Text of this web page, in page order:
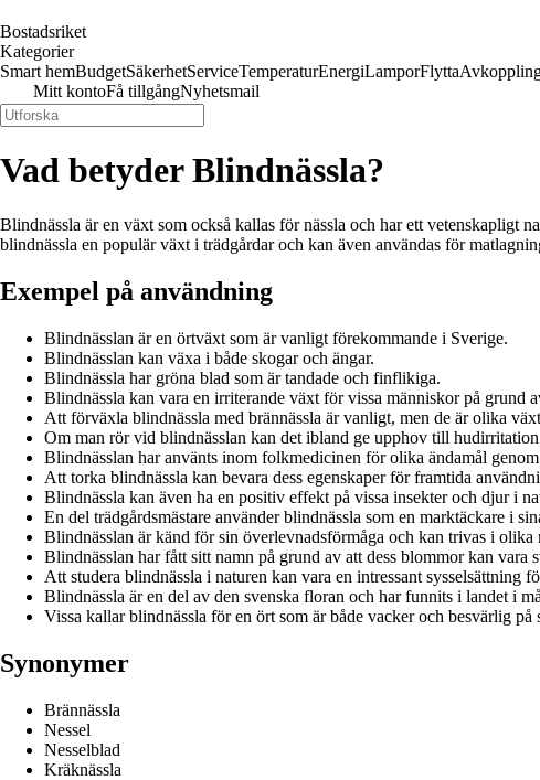
Bostadsriket
Kategorier
Smart hemBudgetSäkerhetServiceTemperaturEnergiLamporFlytta
Mitt kontoFå tillgångNyhetsmail
Vad betyder Blindnässla?
Blindnässla är en växt som också kallas för nässla och har ett vetenskapligt
blindnässla en populär växt i trädgårdar och kan även användas för
Exempel på användning
Blindnässlan är en örtväxt som är vanligt förekommande i Sverige.
Blindnässlan kan växa i både skogar och ängar.
Blindnässla har gröna blad som är tandade och finflikiga.
Blindnässla kan vara en irriterande växt för vissa människor på grund
Att förväxla blindnässla med brännässla är vanligt, men de är olika
Om man rör vid blindnässlan kan det ibland ge upphov till
Blindnässlan har använts inom folkmedicinen för olika ändamål
Att torka blindnässla kan bevara dess egenskaper för framtida
Blindnässla kan även ha en positiv effekt på vissa insekter och djur i
En del trädgårdsmästare använder blindnässla som en marktäckare i
Blindnässlan är känd för sin överlevnadsförmåga och kan trivas i olika
Blindnässlan har fått sitt namn på grund av att dess blommor kan vara
Att studera blindnässla i naturen kan vara en intressant sysselsättning
Blindnässla är en del av den svenska floran och har funnits i landet i
Vissa kallar blindnässla för en ört som är både vacker och besvärlig på
Synonymer
Brännässla
Nessel
Nesselblad
Kräknässla